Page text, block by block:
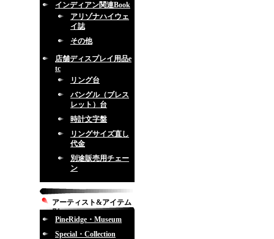
インディアン関連Book
アリゾナハイウェ
イ誌
その他
店舗ディスプレイ用品e
tc
リング台
バングル（ブレス
レット）台
時計文字盤
リングサイズ直し
代金
別途販売用チェー
ン
アーティスト&アイテム
別
PineRidge・Museum
Special・Collection